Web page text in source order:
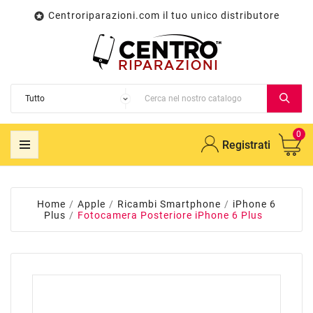
 Centroriparazioni.com il tuo unico distributore
Registrati
0
Home Apple Ricambi Smartphone
iPhone 6
Plus
Fotocamera Posteriore iPhone 6 Plus